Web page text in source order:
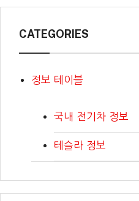
CATEGORIES
정보 테이블
국내 전기차 정보
테슬라 정보